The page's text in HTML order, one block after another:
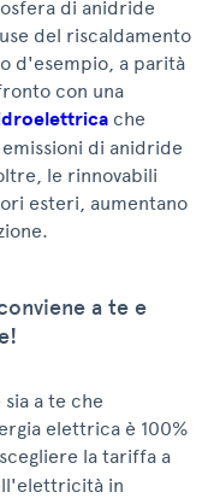
di anidride
del riscaldamento
d'esempio, a parità
con una
che
di anidride
le rinnovabili
esteri, aumentano
a te e
a te che
elettrica è 100%
la tariffa a
in